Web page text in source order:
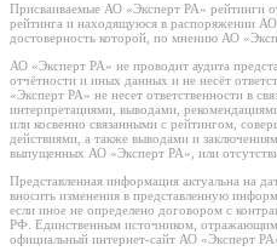
Присваиваемые АО «Эксперт РА» рейтинги
рейтинга и находящуюся в распоряжении
достоверность которой, по мнению АО
АО «Эксперт РА» не проводит аудита
отчётности и иных данных и не несёт
«Эксперт РА» не несет ответственности в
интерпретациями, выводами,
или косвенно связанными с рейтингом,
действиями, а также выводами и
выпущенных АО «Эксперт РА», или
Представленная информация актуальна на
вносить изменения в представленную
если иное не определено договором с
РФ. Единственным источником, отражающим
официальный интернет-сайт АО «Эксперт